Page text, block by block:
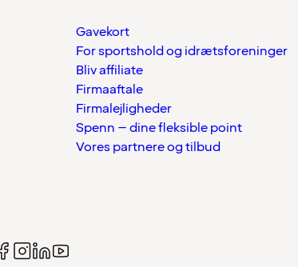
Gavekort
For sportshold og idrætsforeninger
Bliv affiliate
Firmaaftale
Firmalejligheder
Spenn – dine fleksible point
Vores partnere og tilbud